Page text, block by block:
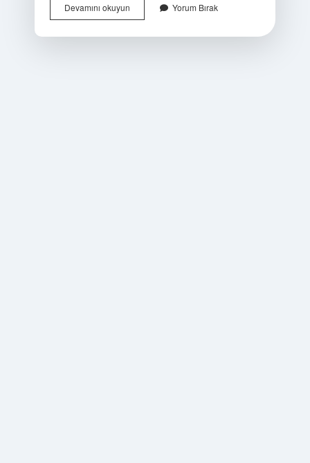
Devamını okuyunTunç
Sağlam
Yorum Bırak